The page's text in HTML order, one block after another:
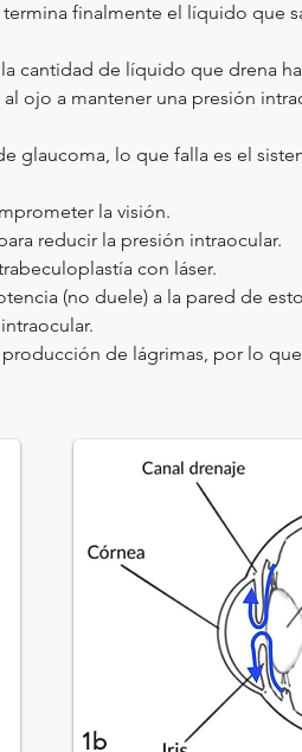
finalmente el líquido que
cantidad de líquido que drena
ojo a mantener una presión
glaucoma, lo que falla es el
la visión.
reducir la presión intraocular.
con láser.
(no duele) a la pared de
de lágrimas, por lo que
1b